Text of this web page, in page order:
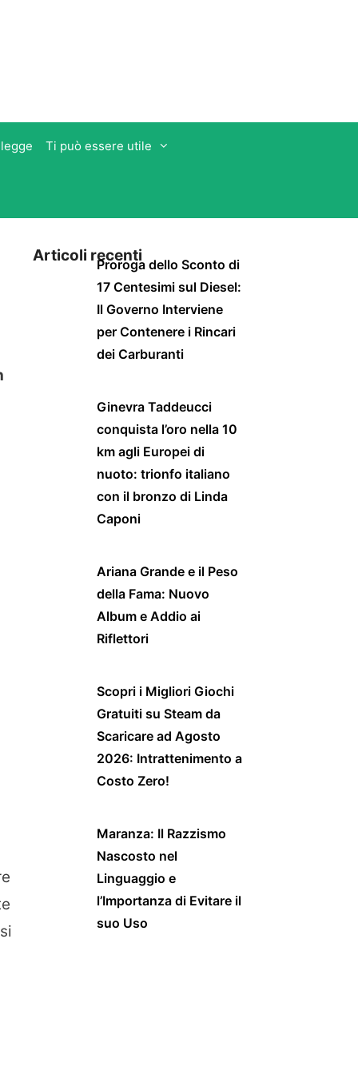
Ti può essere utile
Articoli recentiProroga dello Sconto di
17 Centesimi sul Diesel:
Il Governo Interviene
per Contenere i Rincari
dei Carburanti
Ginevra Taddeucci
conquista l’oro nella 10
km agli Europei di
nuoto: trionfo italiano
con il bronzo di Linda
Caponi
Ariana Grande e il Peso
della Fama: Nuovo
Album e Addio ai
Riflettori
Scopri i Migliori Giochi
Gratuiti su Steam da
Scaricare ad Agosto
2026: Intrattenimento a
Costo Zero!
Maranza: Il Razzismo
Nascosto nel
Linguaggio e
l’Importanza di Evitare il
suo Uso